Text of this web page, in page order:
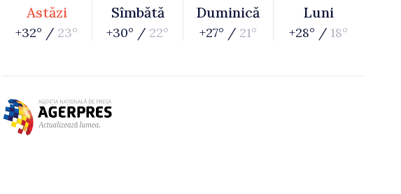
Astăzi
+32° / 23°
Sîmbătă
+30° / 22°
Duminică
+27° / 21°
Luni
+28° / 18°